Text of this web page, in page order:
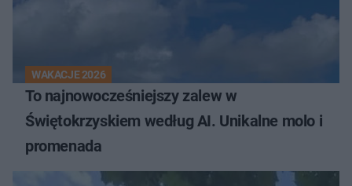
WAKACJE 2026
To najnowocześniejszy zalew w
Świętokrzyskiem według AI. Unikalne molo i
promenada